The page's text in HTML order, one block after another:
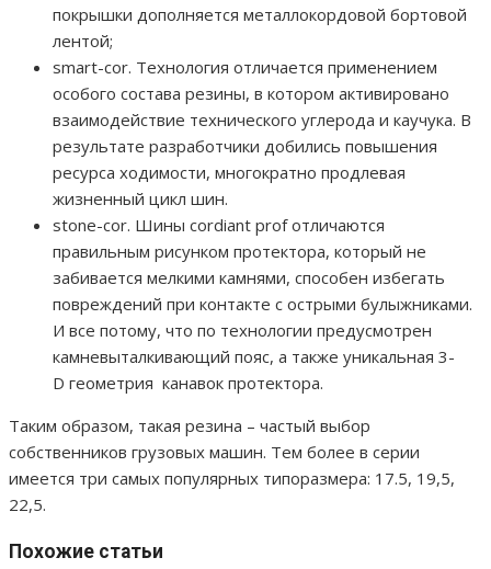
покрышки дополняется металлокордовой бортовой
лентой;
smart-cor. Технология отличается применением
особого состава резины, в котором активировано
взаимодействие технического углерода и каучука. В
результате разработчики добились повышения
ресурса ходимости, многократно продлевая
жизненный цикл шин.
stone-cor. Шины cordiant prof отличаются
правильным рисунком протектора, который не
забивается мелкими камнями, способен избегать
повреждений при контакте с острыми булыжниками.
И все потому, что по технологии предусмотрен
камневыталкивающий пояс, а также уникальная 3-
D геометрия канавок протектора.
Таким образом, такая резина – частый выбор
собственников грузовых машин. Тем более в серии
имеется три самых популярных типоразмера: 17.5, 19,5,
22,5.
Похожие статьи